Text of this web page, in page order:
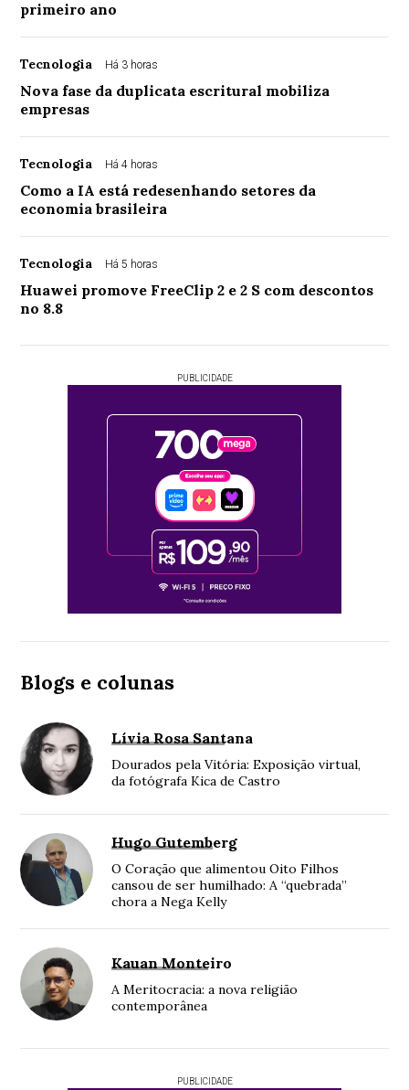
primeiro ano
Tecnologia Há 3 horas
Nova fase da duplicata escritural mobiliza
empresas
Tecnologia Há 4 horas
Como a IA está redesenhando setores da
economia brasileira
Tecnologia Há 5 horas
Huawei promove FreeClip 2 e 2 S com descontos
no 8.8
PUBLICIDADE
Blogs e colunas
Lívia Rosa Santana
Dourados pela Vitória: Exposição virtual,
da fotógrafa Kica de Castro
Hugo Gutemberg
O Coração que alimentou Oito Filhos
cansou de ser humilhado: A “quebrada”
chora a Nega Kelly
Kauan Monteiro
A Meritocracia: a nova religião
contemporânea
PUBLICIDADE